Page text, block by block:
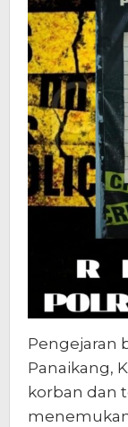
Pengejaran
Panaikang,
korban dan